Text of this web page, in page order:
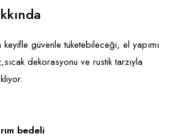
Mağaza
Hırdavatve Tercüme
keyifle güvenle tüketebileceği, el yapımı
dekorasyonu ve rustik tarzıyla
bedeli